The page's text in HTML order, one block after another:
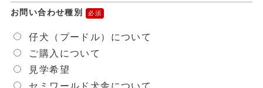
お問い合わせ種別
仔犬（プードル）について
ご購入について
見学希望